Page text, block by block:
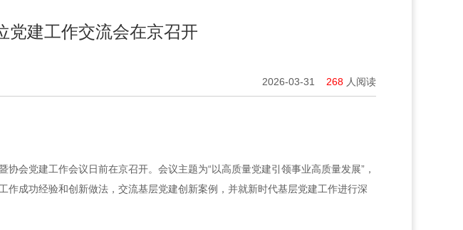
党建工作交流会在京召开
2026-03-31 268 人阅读
会党建工作会议日前在京召开。会议主题为“以高质量党建引领事业高质量发展”，
成功经验和创新做法，交流基层党建创新案例，并就新时代基层党建工作进行深